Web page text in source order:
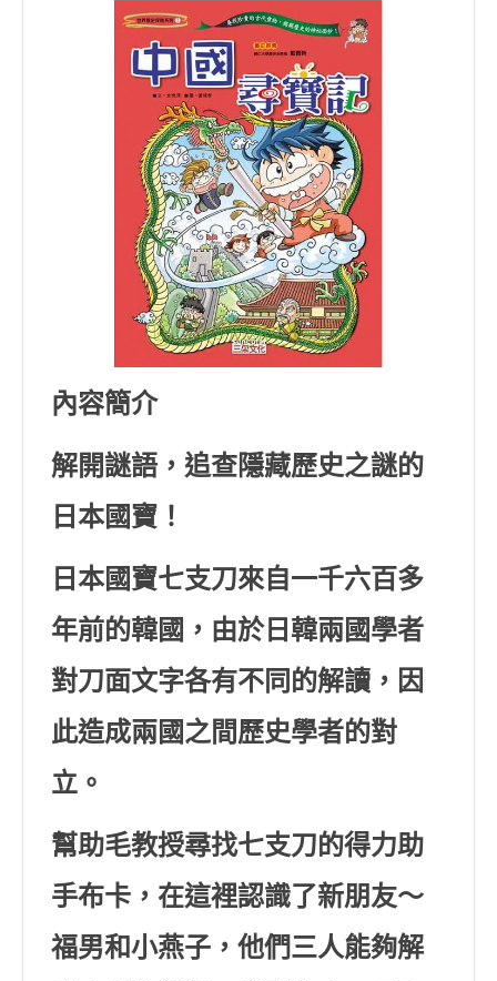
內容簡介
解開謎語，追查隱藏歷史之謎的
日本國寶！
日本國寶七支刀來自一千六百多
年前的韓國，由於日韓兩國學者
對刀面文字各有不同的解讀，因
此造成兩國之間歷史學者的對
立。
幫助毛教授尋找七支刀的得力助
手布卡，在這裡認識了新朋友～
福男和小燕子，他們三人能夠解